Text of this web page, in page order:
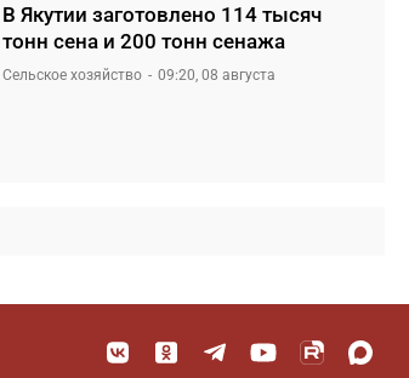
В Якутии заготовлено 114 тысяч
тонн сена и 200 тонн сенажа
Сельское хозяйство 09:20, 08 августа